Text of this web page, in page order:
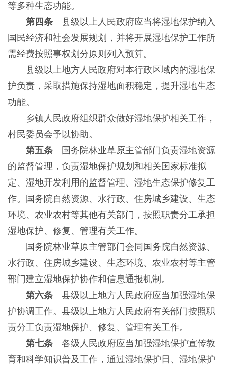
等多种生态功能。
第四条县级以上人民政府应当将湿地保护纳入
国民经济和社会发展规划，并将开展湿地保护工作所
需经费按照事权划分原则列入预算。
县级以上地方人民政府对本行政区域内的湿地保
护负责，采取措施保持湿地面积稳定，提升湿地生态
功能。
乡镇人民政府组织群众做好湿地保护相关工作，
村民委员会予以协助。
第五条国务院林业草原主管部门负责湿地资源
的监督管理，负责湿地保护规划和相关国家标准拟
定、湿地开发利用的监督管理、湿地生态保护修复工
作。国务院自然资源、水行政、住房城乡建设、生态
环境、农业农村等其他有关部门，按照职责分工承担
湿地保护、修复、管理有关工作。
国务院林业草原主管部门会同国务院自然资源、
水行政、住房城乡建设、生态环境、农业农村等主管
部门建立湿地保护协作和信息通报机制。
第六条县级以上地方人民政府应当加强湿地保
护协调工作。县级以上地方人民政府有关部门按照职
责分工负责湿地保护、修复、管理有关工作。
第七条各级人民政府应当加强湿地保护宣传教
育和科学知识普及工作，通过湿地保护日、湿地保护